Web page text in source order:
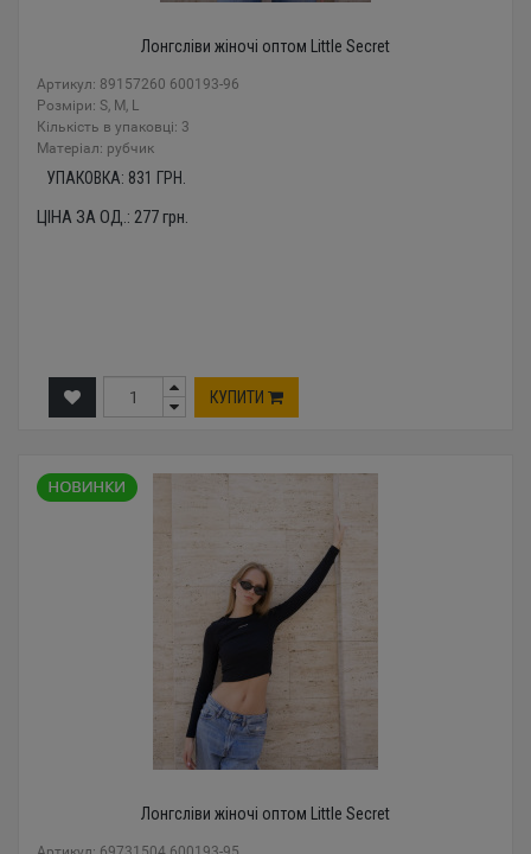
Лонгсліви жіночі оптом Little Secret
Артикул: 89157260 600193-96
Розміри: S, M, L
Кількість в упаковці: 3
Mатеріал: рубчик
УПАКОВКА: 831 ГРН.
ЦІНА ЗА ОД.: 277грн.
КУПИТИ
Лонгсліви жіночі оптом Little Secret